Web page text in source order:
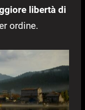
libertà di
ordine.